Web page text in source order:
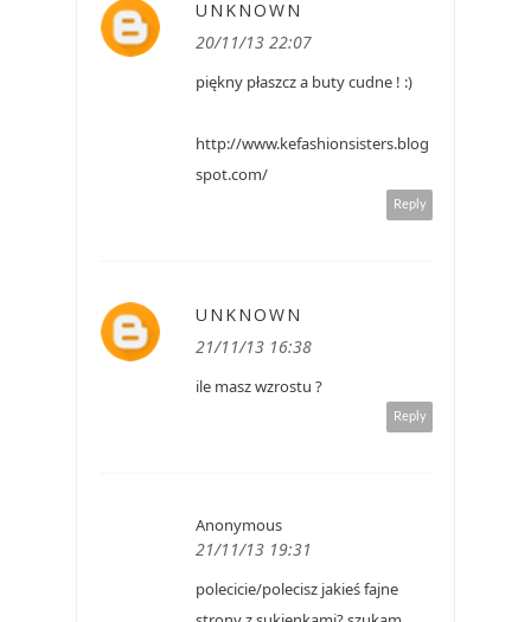
UNKNOWN
20/11/13 22:07
piękny płaszcz a buty cudne ! :)
http://www.kefashionsisters.blog
spot.com/
Reply
UNKNOWN
21/11/13 16:38
ile masz wzrostu ?
Reply
Anonymous
21/11/13 19:31
polecicie/polecisz jakieś fajne